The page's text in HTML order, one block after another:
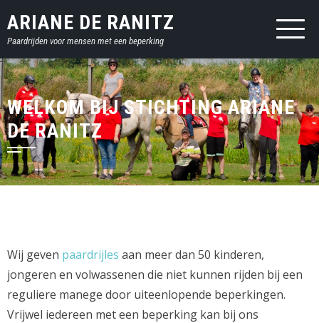
over
en
ga
naar
inhoud
ARIANE DE RANITZ
Paardrijden voor mensen met een beperking
WELKOM BIJ STICHTING ARIANE
DE RANITZ
Wij geven paardrijles aan meer dan 50 kinderen,
jongeren en volwassenen die niet kunnen rijden bij een
reguliere manege door uiteenlopende beperkingen.
Vrijwel iedereen met een beperking kan bij ons